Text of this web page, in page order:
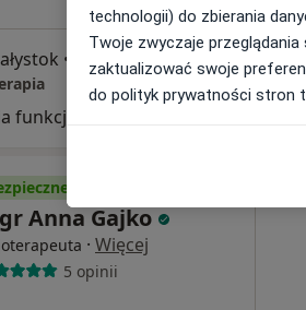
• Mapa
płatności
Anna Gajko
· Więcej
5 opinii
technologii) do zbierania
Twoje zwyczaje
zaktualizować swoje
do polityk prywatności stron